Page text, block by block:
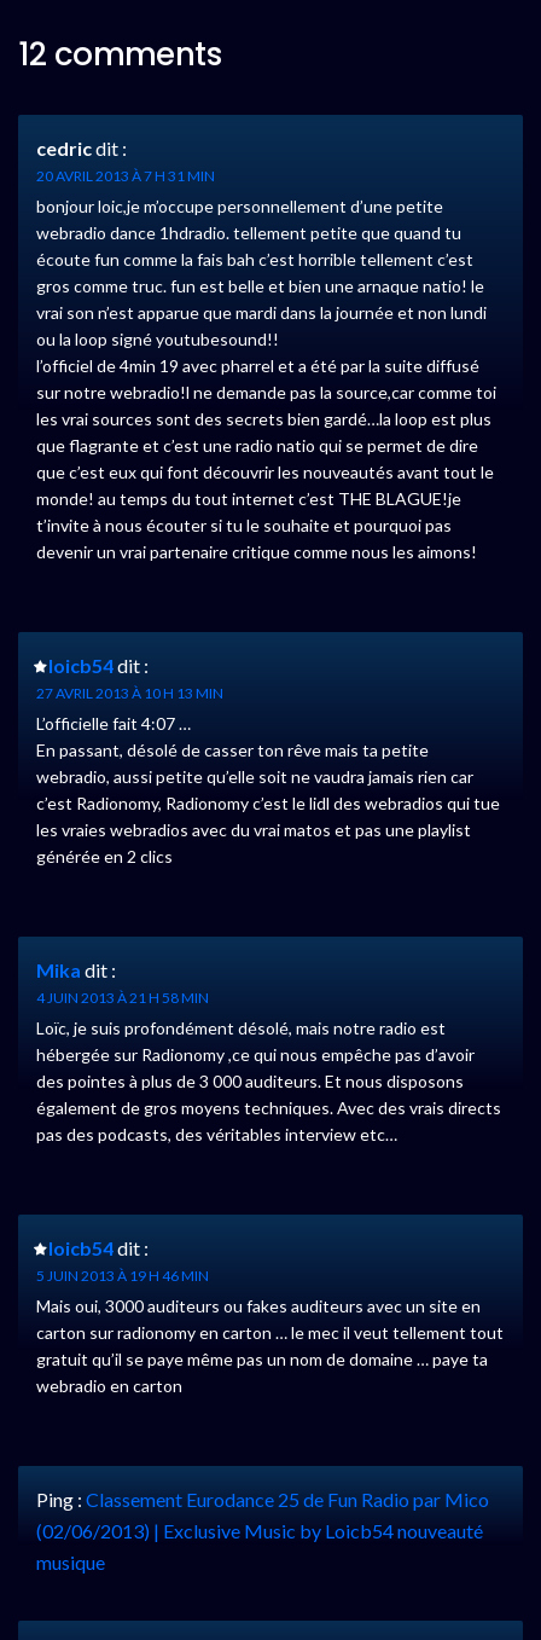
12 comments
cedricdit :
20 AVRIL 2013 À 7 H 31 MIN
bonjour loic,je m’occupe personnellement d’une petite
webradio dance 1hdradio. tellement petite que quand tu
écoute fun comme la fais bah c’est horrible tellement c’est
gros comme truc. fun est belle et bien une arnaque natio! le
vrai son n’est apparue que mardi dans la journée et non lundi
ou la loop signé youtubesound!!
l’officiel de 4min 19 avec pharrel et a été par la suite diffusé
sur notre webradio!l ne demande pas la source,car comme toi
les vrai sources sont des secrets bien gardé…la loop est plus
que flagrante et c’est une radio natio qui se permet de dire
que c’est eux qui font découvrir les nouveautés avant tout le
monde! au temps du tout internet c’est THE BLAGUE!je
t’invite à nous écouter si tu le souhaite et pourquoi pas
devenir un vrai partenaire critique comme nous les aimons!
loicb54dit :
27 AVRIL 2013 À 10 H 13 MIN
L’officielle fait 4:07 …
En passant, désolé de casser ton rêve mais ta petite
webradio, aussi petite qu’elle soit ne vaudra jamais rien car
c’est Radionomy, Radionomy c’est le lidl des webradios qui tue
les vraies webradios avec du vrai matos et pas une playlist
générée en 2 clics
Mika dit :
4 JUIN 2013 À 21 H 58 MIN
Loïc, je suis profondément désolé, mais notre radio est
hébergée sur Radionomy ,ce qui nous empêche pas d’avoir
des pointes à plus de 3 000 auditeurs. Et nous disposons
également de gros moyens techniques. Avec des vrais directs
pas des podcasts, des véritables interview etc…
loicb54dit :
5 JUIN 2013 À 19 H 46 MIN
Mais oui, 3000 auditeurs ou fakes auditeurs avec un site en
carton sur radionomy en carton … le mec il veut tellement tout
gratuit qu’il se paye même pas un nom de domaine … paye ta
webradio en carton
Ping : Classement Eurodance 25 de Fun Radio par Mico
(02/06/2013) | Exclusive Music by Loicb54 nouveauté
musique